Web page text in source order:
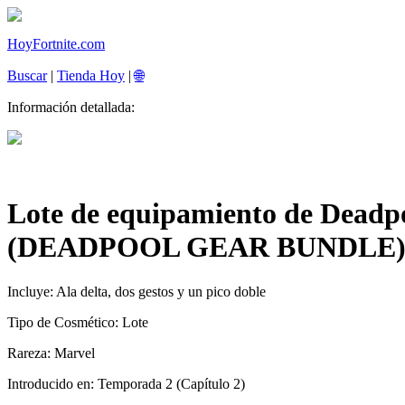
HoyFortnite.com
Buscar| Tienda Hoy |🌐
Información detallada:
Lote de equipamiento de
(DEADPOOL GEAR BUNDLE)
Incluye: Ala delta, dos gestos y un pico doble
Tipo de Cosmético: Lote
Rareza: Marvel
Introducido en: Temporada 2 (Capítulo 2)